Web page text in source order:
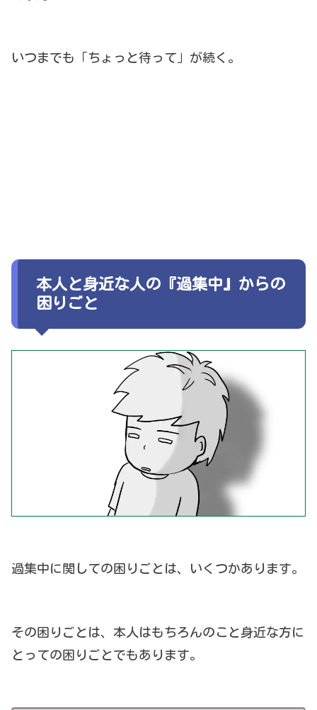
いつまでも「ちょっと待って」が続く。
本人と身近な人の『過集中』からの
困りごと
過集中に関しての困りごとは、いくつかあります。
その困りごとは、本人はもちろんのこと身近な方に
とっての困りごとでもあります。